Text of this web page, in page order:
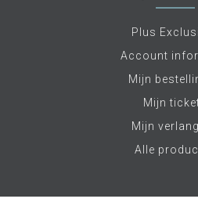
Plus
Account
Mijn
Mijn
Mijn
Alle